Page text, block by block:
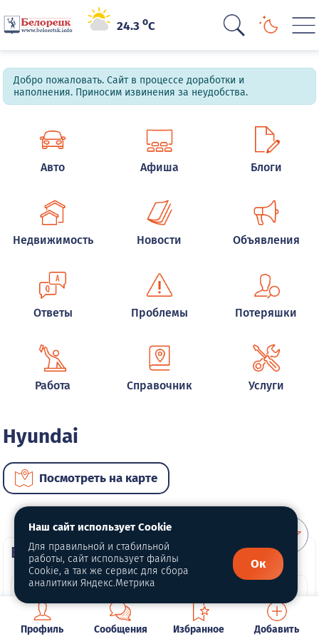
24.3oC
Добро пожаловать. Сайт в процессе доработки и
наполнения. Приносим извинения за неудобства.
Авто Афиша Блоги
Недвижимость Новости Объявления
Ответы Проблемы Потеряшки
Работа Справочник Услуги
Hyundai
Посмотреть на карте
ВИП автомобили
Профиль Сообщения Избранное Добавить
Наш сайт использует Cookie
Для правильной и стабильной
работы, сайт использует файлы
Cookie, а так же сервис для сбора
аналитики Яндекс.Метрика
Ок